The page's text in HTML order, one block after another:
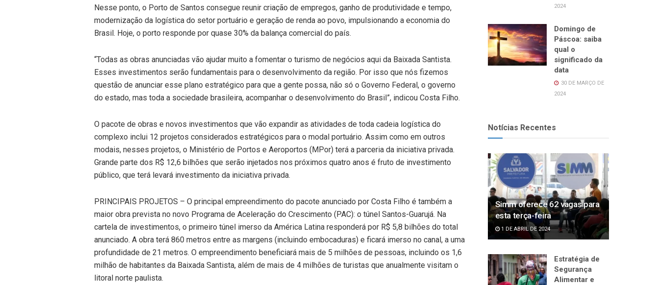
Nesse ponto, o Porto de Santos consegue reunir criação de empregos, ganho de produtividade e tempo,
modernização da logística do setor portuário e geração de renda ao povo, impulsionando a economia do
Brasil. Hoje, o porto responde por quase 30% da balança comercial do país.
“Todas as obras anunciadas vão ajudar muito a fomentar o turismo de negócios aqui da Baixada Santista.
Esses investimentos serão fundamentais para o desenvolvimento da região. Por isso que nós fizemos
questão de anunciar esse plano estratégico para que a gente possa, não só o Governo Federal, o governo
do estado, mas toda a sociedade brasileira, acompanhar o desenvolvimento do Brasil”, indicou Costa Filho.
O pacote de obras e novos investimentos que vão expandir as atividades de toda cadeia logística do
complexo inclui 12 projetos considerados estratégicos para o modal portuário. Assim como em outros
modais, nesses projetos, o Ministério de Portos e Aeroportos (MPor) terá a parceria da iniciativa privada.
Grande parte dos R$ 12,6 bilhões que serão injetados nos próximos quatro anos é fruto de investimento
público, que terá levará investimento da iniciativa privada.
PRINCIPAIS PROJETOS – O principal empreendimento do pacote anunciado por Costa Filho é também a
maior obra prevista no novo Programa de Aceleração do Crescimento (PAC): o túnel Santos-Guarujá. Na
cartela de investimentos, o primeiro túnel imerso da América Latina responderá por R$ 5,8 bilhões do total
anunciado. A obra terá 860 metros entre as margens (incluindo embocaduras) e ficará imerso no canal, a uma
profundidade de 21 metros. O empreendimento beneficiará mais de 5 milhões de pessoas, incluindo os 1,6
milhão de habitantes da Baixada Santista, além de mais de 4 milhões de turistas que anualmente visitam o
litoral norte paulista.
2024
Domingo de
Páscoa: saiba
qual o
significado da
data
30 DE MARÇO DE
2024
Notícias Recentes
Simm oferece 62 vagas para
esta terça-feira
1 DE ABRIL DE 2024
Estratégia de
Segurança
Alimentar e